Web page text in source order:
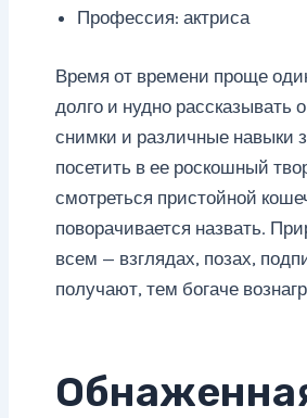
Профессия: актриса
Время от времени проще
долго и нудно рассказывать
снимки и различные навыки
посетить в ее роскошный
смотреться пристойной
поворачивается назвать.
всем — взглядах, позах,
получают, тем богаче